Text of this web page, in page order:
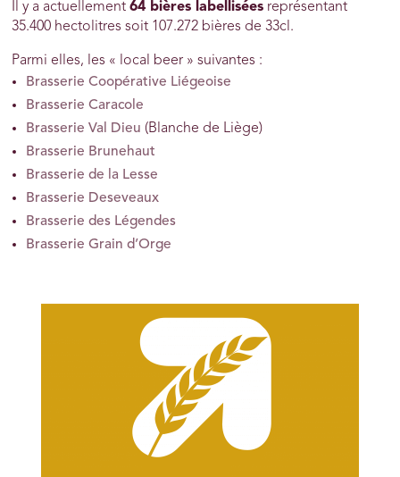
Il y a actuellement64 bières labellisées représentant
35.400 hectolitres soit 107.272 bières de 33cl.
Parmi elles, les « local beer » suivantes :
Brasserie Coopérative Liégeoise
Brasserie Caracole
Brasserie Val Dieu (Blanche de Liège)
Brasserie Brunehaut
Brasserie de la Lesse
Brasserie Deseveaux
Brasserie des Légendes
Brasserie Grain d’Orge